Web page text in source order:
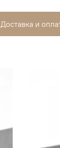
Доставка и